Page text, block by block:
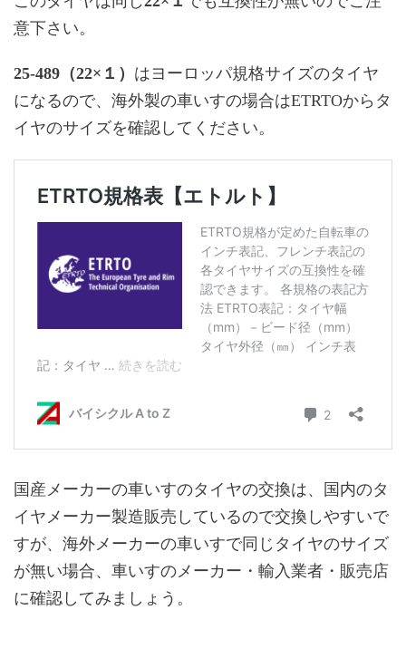
意下さい。
25-489（22×１） はヨーロッパ規格サイズのタイヤ
になるので、海外製の車いすの場合はETRTOからタ
イヤのサイズを確認してください。
国産メーカーの車いすのタイヤの交換は、国内のタ
イヤメーカー製造販売しているので交換しやすいで
すが、海外メーカーの車いすで同じタイヤのサイズ
が無い場合、車いすのメーカー・輸入業者・販売店
に確認してみましょう。